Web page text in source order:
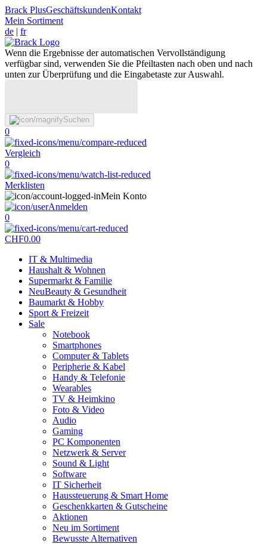
Brack PlusGeschäftskundenKontakt
Mein Sortiment
de | fr
Wenn die Ergebnisse der automatischen Vervollständigung
verfügbar sind, verwenden Sie die Pfeiltasten nach oben und nach
unten zur Überprüfung und die Eingabetaste zur Auswahl.
Suchen
0
Vergleich
0
Merklisten
Mein Konto
Anmelden
0
CHF0.00
IT & Multimedia
Haushalt & Wohnen
Supermarkt & Familie
NeuBeauty & Gesundheit
Baumarkt & Hobby
Sport & Freizeit
Sale
Notebook
Smartphones
Computer & Tablets
Peripherie & Kabel
Handy & Telefonie
Wearables
TV & Heimkino
Foto & Video
Audio
Gaming
PC Komponenten
Netzwerk & Server
Sound & Light
Software
IT Sicherheit
Haussteuerung & Smart Home
Geschenkkarten & Gutscheine
Aktionen
Neu im Sortiment
Bewusste Alternativen